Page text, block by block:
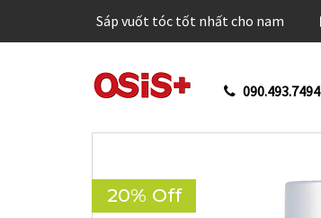
Sáp vuốt tóc tốt nhất cho nam
090.493.7494
20% Off